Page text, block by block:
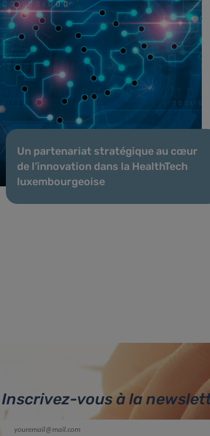
Un partenariat stratégique au cœur
de l’innovation dans la HealthTech
luxembourgeoise
Inscrivez-vous à la